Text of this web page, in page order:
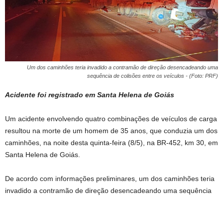
Um dos caminhões teria invadido a contramão de direção desencadeando uma
sequência de colisões entre os veículos - (Foto: PRF)
Acidente foi registrado em Santa Helena de Goiás
Um acidente envolvendo quatro combinações de veículos de carga
resultou na morte de um homem de 35 anos, que conduzia um dos
caminhões, na noite desta quinta-feira (8/5), na BR-452, km 30, em
Santa Helena de Goiás.
De acordo com informações preliminares, um dos caminhões teria
invadido a contramão de direção desencadeando uma sequência